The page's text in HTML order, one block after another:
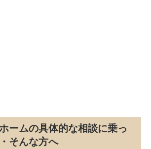
ームの具体的な相談に乗っ
そんな方へ